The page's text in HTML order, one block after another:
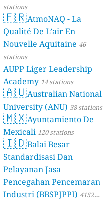
stations
🇫🇷AtmoNAQ - La
Qualité De L’air En
Nouvelle Aquitaine 46
stations
AUPP Liger Leadership
Academy 14 stations
🇦🇺Australian National
University (ANU) 38 stations
🇲🇽Ayuntamiento De
Mexicali 120 stations
🇮🇩Balai Besar
Standardisasi Dan
Pelayanan Jasa
Pencegahan Pencemaran
Industri (BBSPJPPI) 4152